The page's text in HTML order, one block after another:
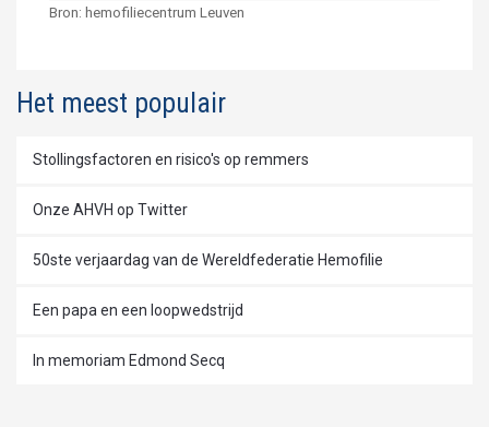
Bron: hemofiliecentrum Leuven
Het meest populair
Stollingsfactoren en risico's op remmers
Onze AHVH op Twitter
50ste verjaardag van de Wereldfederatie Hemofilie
Een papa en een loopwedstrijd
In memoriam Edmond Secq